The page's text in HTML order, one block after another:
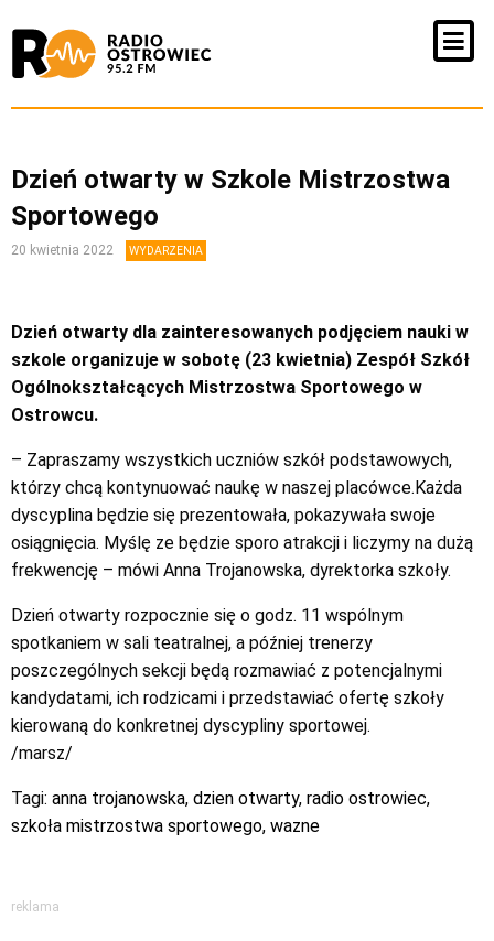
Dzień otwarty w Szkole Mistrzostwa
Sportowego
20 kwietnia 2022 WYDARZENIA
Dzień otwarty dla zainteresowanych podjęciem nauki w
szkole organizuje w sobotę (23 kwietnia) Zespół Szkół
Ogólnokształcących Mistrzostwa Sportowego w
Ostrowcu.
– Zapraszamy wszystkich uczniów szkół podstawowych,
którzy chcą kontynuować naukę w naszej placówce.Każda
dyscyplina będzie się prezentowała, pokazywała swoje
osiągnięcia. Myślę ze będzie sporo atrakcji i liczymy na dużą
frekwencję – mówi Anna Trojanowska, dyrektorka szkoły.
Dzień otwarty rozpocznie się o godz. 11 wspólnym
spotkaniem w sali teatralnej, a później trenerzy
poszczególnych sekcji będą rozmawiać z potencjalnymi
kandydatami, ich rodzicami i przedstawiać ofertę szkoły
kierowaną do konkretnej dyscypliny sportowej.
/marsz/
Tagi: anna trojanowska, dzien otwarty, radio ostrowiec,
szkoła mistrzostwa sportowego, wazne
reklama